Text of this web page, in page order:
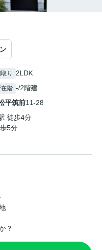
り 2LDK
在階 -/2階建
平筑前11-28
徒歩4分
5分
？